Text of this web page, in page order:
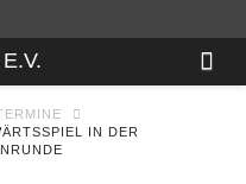
IN DER